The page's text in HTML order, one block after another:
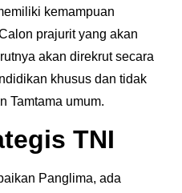
kemampuan
prajurit yang akan
akan direkrut secara
khusus dan tidak
Tamtama umum.
TNI
Panglima, ada